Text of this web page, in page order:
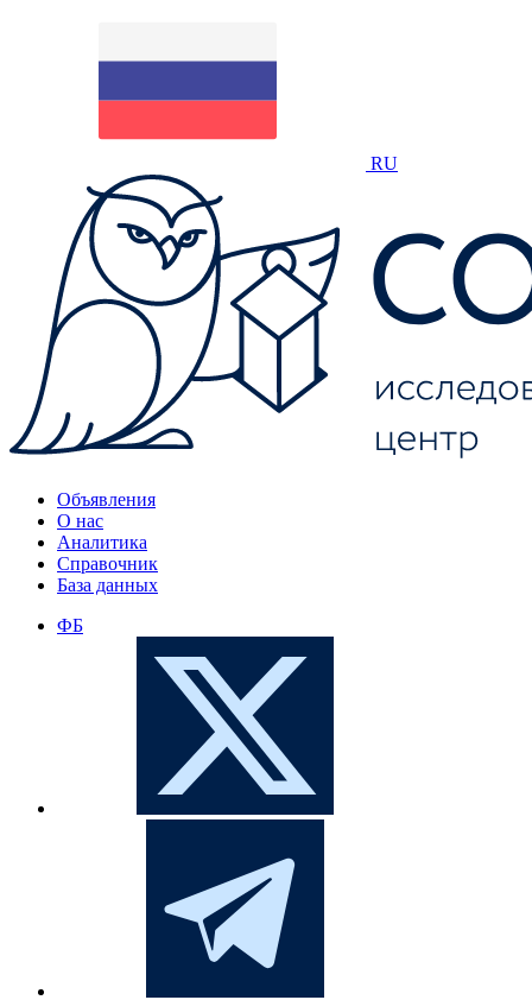
RU
Объявления
О нас
Аналитика
Справочник
База данных
ФБ